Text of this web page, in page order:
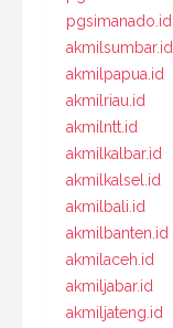
pgsimanado.id
akmilsumbar.id
akmilpapua.id
akmilriau.id
akmilntt.id
akmilkalbar.id
akmilkalsel.id
akmilbali.id
akmilbanten.id
akmilaceh.id
akmiljabar.id
akmiljateng.id